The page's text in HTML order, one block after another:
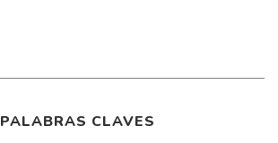
PALABRAS CLAVES